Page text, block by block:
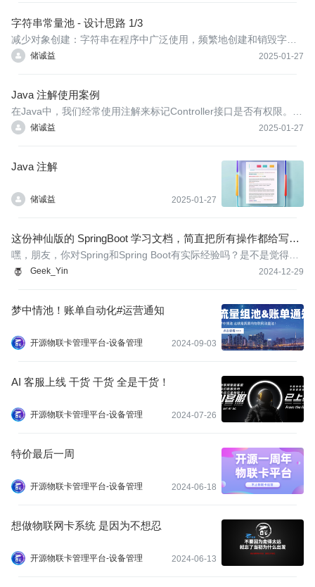
字符串常量池 - 设计思路 1/3
储诚益 2025-01-27
减少对象创建：字符串在程序中广泛使用，频繁地创建和销毁字符
串对象会消耗大量的时间和空间。通过字符串常量池，JVM 可以在
高性能。
Java 注解使用案例
储诚益 2025-01-27
在Java中，我们经常使用注解来标记Controller接口是否有权限。下
面是一个简单的例子，展示如何创建自定义注解并使用它来判断Co
Java 注解
储诚益 2025-01-27
这份神仙版的 SpringBoot 学习文档，简直把所有操作都给写出
来了
Geek_Yin 2024-12-29
嘿，朋友，你对Spring和Spring Boot有实际经验吗？是不是觉得Sp
ring是一个非常强大的框架，而Spring Boot又让Spring变得更加强
作为快
梦中情池！账单自动化#运营通知
开源物联卡管理平台-设备管理 2024-09-03
AI 客服上线 干货 干货 全是干货！
开源物联卡管理平台-设备管理 2024-07-26
特价最后一周
开源物联卡管理平台-设备管理 2024-06-18
想做物联网卡系统 是因为不想忍
开源物联卡管理平台-设备管理 2024-06-13